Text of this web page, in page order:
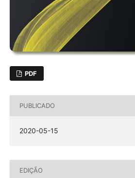
PDF
PUBLICADO
2020-05-15
EDIÇÃO